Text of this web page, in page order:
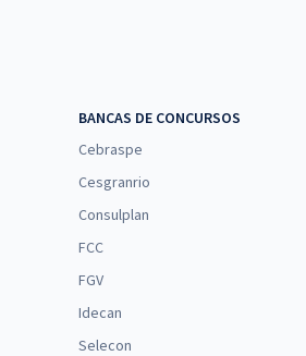
BANCAS DE CONCURSOS
Cebraspe
Cesgranrio
Consulplan
FCC
FGV
Idecan
Selecon